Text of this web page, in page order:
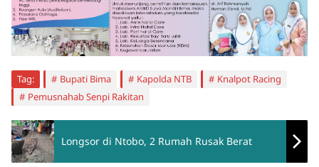
Tag: Bupati Bima Kapolda NTB
Knalpot Racing
Pemusnahab Senpi Rakitan
Longsor di Ntobo, 2 Rumah Rusak Berat